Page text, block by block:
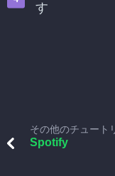
す
その他のチュート
Spotify